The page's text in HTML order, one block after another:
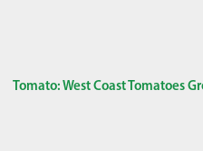
Tomato: West Coast Tomatoes